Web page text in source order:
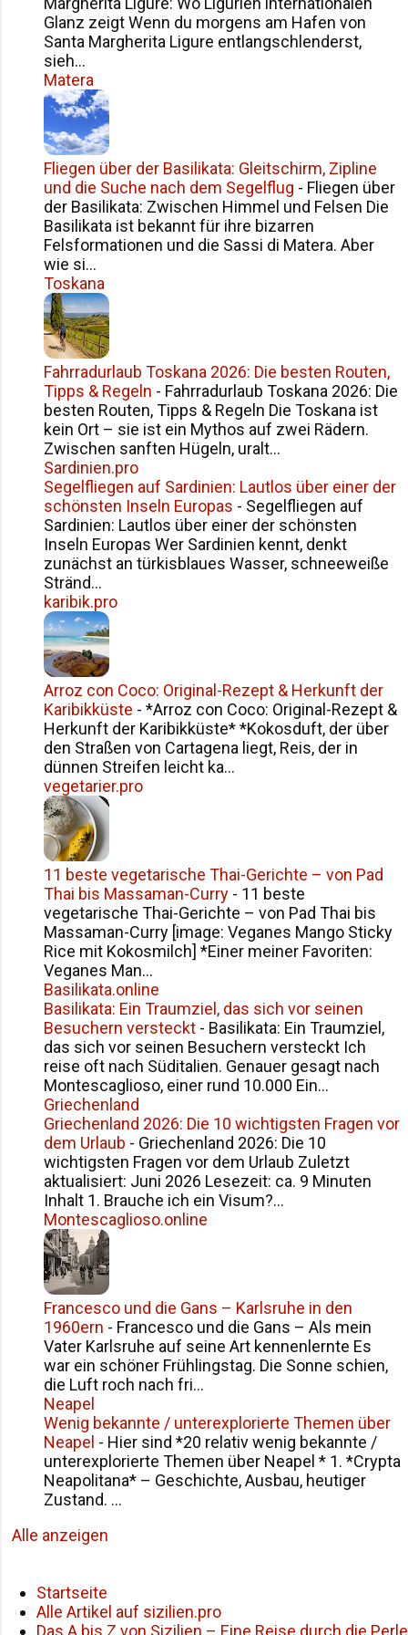
dunklem Lavagestein, b...
Glanz zeigt Wenn du morgens am Hafen von
Santa Margherita Ligure entlangschlenderst,
sieh...
Matera
Fliegen über der Basilikata: Gleitschirm, Zipline
und die Suche nach dem Segelflug - Fliegen über
der Basilikata: Zwischen Himmel und Felsen Die
Basilikata ist bekannt für ihre bizarren
Felsformationen und die Sassi di Matera. Aber
wie si...
Toskana
Fahrradurlaub Toskana 2026: Die besten Routen,
Tipps & Regeln - Fahrradurlaub Toskana 2026: Die
besten Routen, Tipps & Regeln Die Toskana ist
kein Ort – sie ist ein Mythos auf zwei Rädern.
Zwischen sanften Hügeln, uralt...
Sardinien.pro
Segelfliegen auf Sardinien: Lautlos über einer der
schönsten Inseln Europas - Segelfliegen auf
Sardinien: Lautlos über einer der schönsten
Inseln Europas Wer Sardinien kennt, denkt
zunächst an türkisblaues Wasser, schneeweiße
Stränd...
karibik.pro
Arroz con Coco: Original-Rezept & Herkunft der
Karibikküste - *Arroz con Coco: Original-Rezept &
Herkunft der Karibikküste* *Kokosduft, der über
den Straßen von Cartagena liegt, Reis, der in
dünnen Streifen leicht ka...
vegetarier.pro
11 beste vegetarische Thai-Gerichte – von Pad
Thai bis Massaman-Curry - 11 beste
vegetarische Thai-Gerichte – von Pad Thai bis
Massaman-Curry [image: Veganes Mango Sticky
Rice mit Kokosmilch] *Einer meiner Favoriten:
Veganes Man...
Basilikata.online
Basilikata: Ein Traumziel, das sich vor seinen
Besuchern versteckt - Basilikata: Ein Traumziel,
das sich vor seinen Besuchern versteckt Ich
reise oft nach Süditalien. Genauer gesagt nach
Montescaglioso, einer rund 10.000 Ein...
Griechenland
Griechenland 2026: Die 10 wichtigsten Fragen vor
dem Urlaub - Griechenland 2026: Die 10
wichtigsten Fragen vor dem Urlaub Zuletzt
aktualisiert: Juni 2026 Lesezeit: ca. 9 Minuten
Inhalt 1. Brauche ich ein Visum?...
Montescaglioso.online
Francesco und die Gans – Karlsruhe in den
1960ern - Francesco und die Gans – Als mein
Vater Karlsruhe auf seine Art kennenlernte Es
war ein schöner Frühlingstag. Die Sonne schien,
die Luft roch nach fri...
Neapel
Wenig bekannte / unterexplorierte Themen über
Neapel - Hier sind *20 relativ wenig bekannte /
unterexplorierte Themen über Neapel * 1. *Crypta
Neapolitana* – Geschichte, Ausbau, heutiger
Zustand. ...
Alle anzeigen
Startseite
Alle Artikel auf sizilien.pro